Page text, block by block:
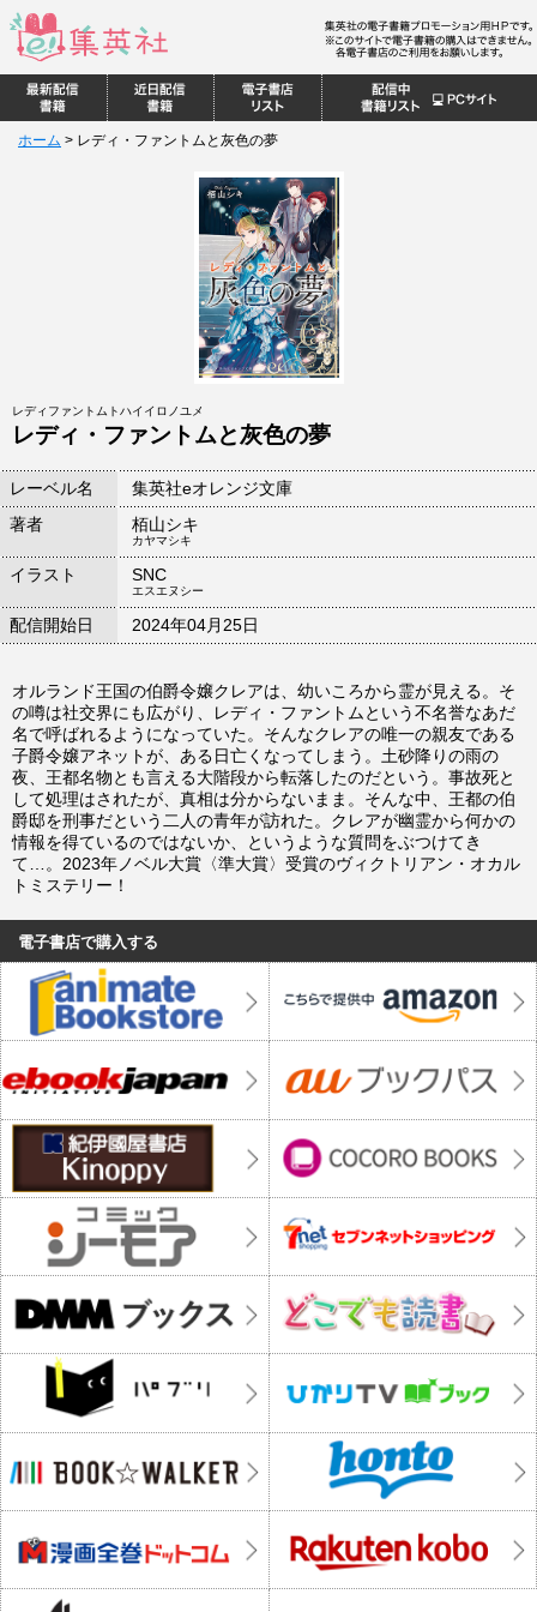
ホーム > レディ・ファントムと灰色の夢
レディファントムトハイイロノユメ
レディ・ファントムと灰色の夢
レーベル名
集英社eオレンジ文庫
著者
栢山シキ
カヤマシキ
イラスト SNC
エスエヌシー
配信開始日 2024年04月25日
オルランド王国の伯爵令嬢クレアは、幼いころから霊が見える。そ
の噂は社交界にも広がり、レディ・ファントムという不名誉なあだ
名で呼ばれるようになっていた。そんなクレアの唯一の親友である
子爵令嬢アネットが、ある日亡くなってしまう。土砂降りの雨の
夜、王都名物とも言える大階段から転落したのだという。事故死と
して処理はされたが、真相は分からないまま。そんな中、王都の伯
爵邸を刑事だという二人の青年が訪れた。クレアが幽霊から何かの
情報を得ているのではないか、というような質問をぶつけてき
て…。2023年ノベル大賞〈準大賞〉受賞のヴィクトリアン・オカル
トミステリー！
電子書店で購入する